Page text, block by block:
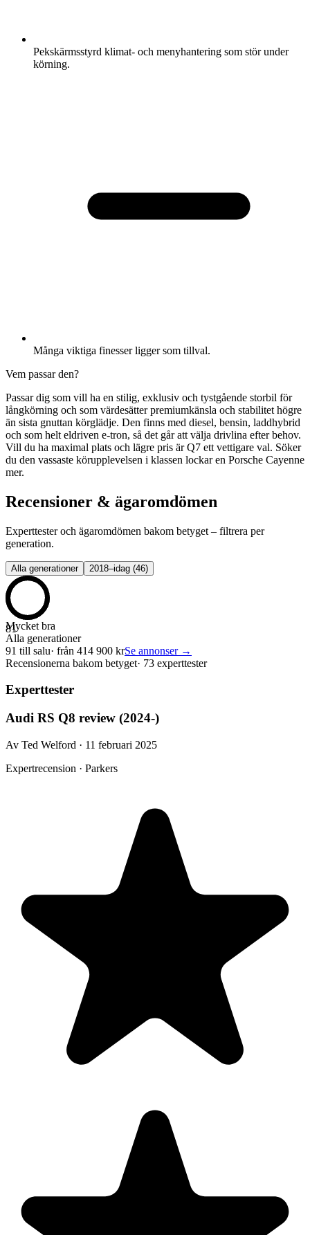
Pekskärmsstyrd klimat- och menyhantering som stör under
körning.
Många viktiga finesser ligger som tillval.
Vem passar den?
Passar dig som vill ha en stilig, exklusiv och tystgående storbil för
långkörning och som värdesätter premiumkänsla och stabilitet högre
än sista gnuttan körglädje. Den finns med diesel, bensin, laddhybrid
och som helt eldriven e-tron, så det går att välja drivlina efter behov.
Vill du ha maximal plats och lägre pris är Q7 ett vettigare val. Söker
du den vassaste körupplevelsen i klassen lockar en Porsche Cayenne
mer.
Recensioner & ägaromdömen
Experttester och ägaromdömen bakom betyget – filtrera per
generation.
Alla generationer 2018–idag (46)
81
Mycket bra
Alla generationer
91 till salu· från 414 900 krSe annonser →
Recensionerna bakom betyget· 73 experttester
Experttester
Audi RS Q8 review (2024-)
Av Ted Welford · 11 februari 2025
Expertrecension · Parkers